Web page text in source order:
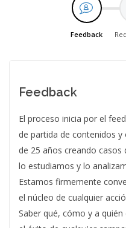
Feedback
Feedback
El proceso inicia por el
de partida de contenidos
de 25 años creando
lo estudiamos y lo
Estamos firmemente
el núcleo de cualquier
Saber qué, cómo y a